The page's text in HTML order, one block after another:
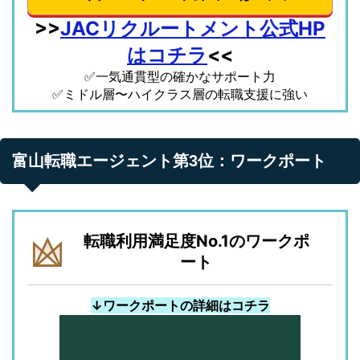
>>JACリクルートメント公式HP
はコチラ <<
✅一気通貫型の確かなサポート力
✅ミドル層〜ハイクラス層の転職支援に強い
富山転職エージェント第3位：ワークポート
転職利用満足度No.1のワークポ
ート
↓ワークポートの詳細はコチラ